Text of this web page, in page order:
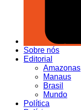
Sobre nós
Editorial
Amazonas
Manaus
Brasil
Mundo
Política